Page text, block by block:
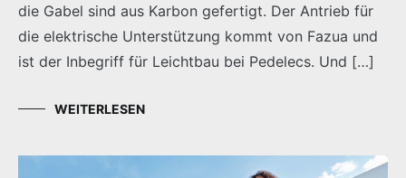
die Gabel sind aus Karbon gefertigt. Der Antrieb für
die elektrische Unterstützung kommt von Fazua und
ist der Inbegriff für Leichtbau bei Pedelecs. Und […]
WEITERLESEN